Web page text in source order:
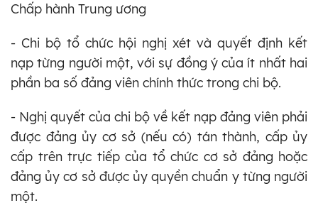
Chấp hành Trung ương
- Chi bộ tổ chức hội nghị xét và quyết định kết
nạp từng người một, với sự đồng ý của ít nhất hai
phần ba số đảng viên chính thức trong chi bộ.
- Nghị quyết của chi bộ về kết nạp đảng viên phải
được đảng ủy cơ sở (nếu có) tán thành, cấp ủy
cấp trên trực tiếp của tổ chức cơ sở đảng hoặc
đảng ủy cơ sở được ủy quyền chuẩn y từng người
một.